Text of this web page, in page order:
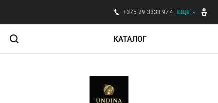
+375 29 3333 974 ЕЩЕ
КАТАЛОГ